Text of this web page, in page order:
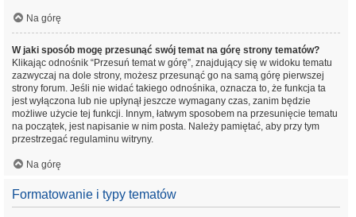
Na górę
W jaki sposób mogę przesunąć swój temat na górę strony tematów?
Klikając odnośnik “Przesuń temat w górę”, znajdujący się w widoku tematu
zazwyczaj na dole strony, możesz przesunąć go na samą górę pierwszej
strony forum. Jeśli nie widać takiego odnośnika, oznacza to, że funkcja ta
jest wyłączona lub nie upłynął jeszcze wymagany czas, zanim będzie
możliwe użycie tej funkcji. Innym, łatwym sposobem na przesunięcie tematu
na początek, jest napisanie w nim posta. Należy pamiętać, aby przy tym
przestrzegać regulaminu witryny.
Na górę
Formatowanie i typy tematów